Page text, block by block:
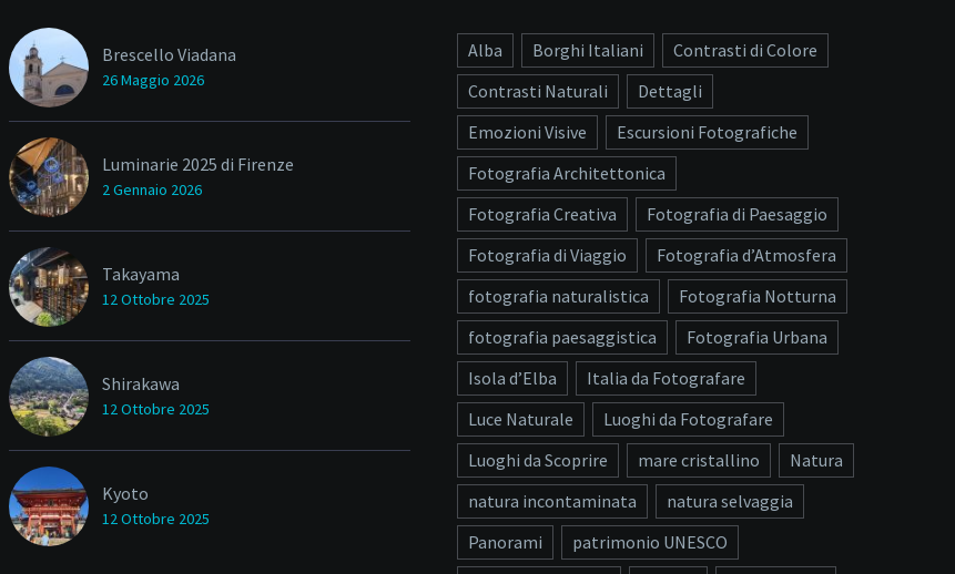
Brescello Viadana
26 Maggio 2026
Luminarie 2025 di Firenze
2 Gennaio 2026
Takayama
12 Ottobre 2025
Shirakawa
12 Ottobre 2025
Kyoto
12 Ottobre 2025
Alba Borghi Italiani
Contrasti di Colore
Contrasti Naturali
Dettagli
Emozioni Visive
Escursioni Fotografiche
Fotografia Architettonica
Fotografia Creativa
Fotografia di Paesaggio
Fotografia di Viaggio
Fotografia d’Atmosfera
fotografia naturalistica
Fotografia Notturna
fotografia paesaggistica
Fotografia Urbana
Isola d’Elba
Italia da Fotografare
Luce Naturale
Luoghi da Fotografare
Luoghi da Scoprire
mare cristallino
Natura
natura incontaminata
natura selvaggia
Panorami
patrimonio UNESCO